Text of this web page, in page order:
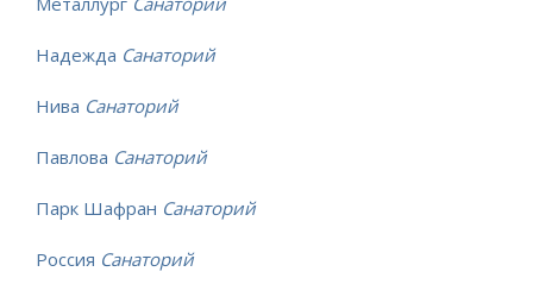
Надежда Санаторий
Нива Санаторий
Павлова Санаторий
Парк Шафран Санаторий
Россия Санаторий